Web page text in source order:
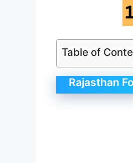
Table of
Rajasthan